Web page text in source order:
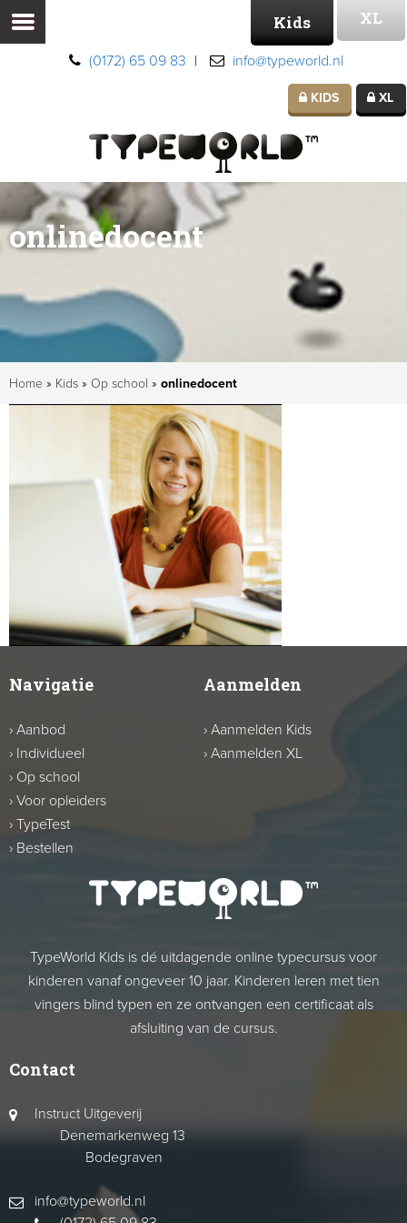
(0172) 65 09 83 | info@typeworld.nl
Kids XL
KIDS XL
onlinedocent
Home » Kids » Op school » onlinedocent
Navigatie
› Aanbod
› Individueel
› Op school
› Voor opleiders
› TypeTest
› Bestellen
Aanmelden
› Aanmelden Kids
› Aanmelden XL
TypeWorld Kids is dé uitdagende online typecursus voor
kinderen vanaf ongeveer 10 jaar. Kinderen leren met tien
vingers blind typen en ze ontvangen een certificaat als
afsluiting van de cursus.
Contact
Instruct Uitgeverij
Denemarkenweg 13
Bodegraven
info@typeworld.nl